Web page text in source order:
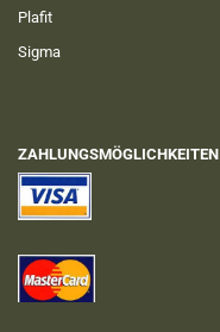
Plafit
Sigma
ZAHLUNGSMÖGLICHKEITEN